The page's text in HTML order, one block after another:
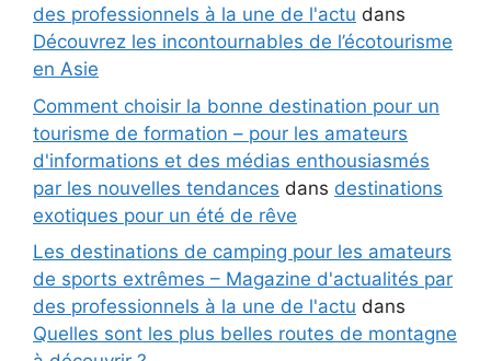
des professionnels à la une de l'actu dans
Découvrez les incontournables de l’écotourisme
en Asie
Comment choisir la bonne destination pour un
tourisme de formation – pour les amateurs
d'informations et des médias enthousiasmés
par les nouvelles tendances dans destinations
exotiques pour un été de rêve
Les destinations de camping pour les amateurs
de sports extrêmes – Magazine d'actualités par
des professionnels à la une de l'actu dans
Quelles sont les plus belles routes de montagne